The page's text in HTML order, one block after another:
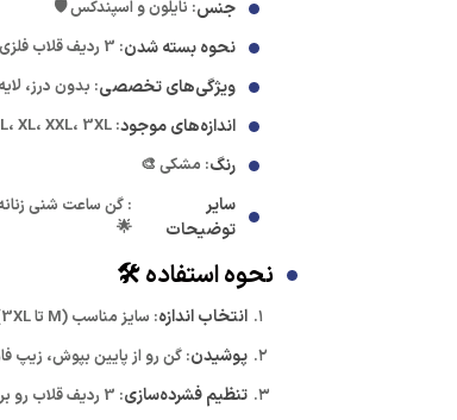
جنس: نایلون و اسپندکس 🛡️
نحوه بسته شدن: 3 ردیف قلاب فلزی و فاق زیپدار 🎛️
ویژگی‌های تخصصی: بدون درز،
اندازه‌های موجود: M، L، XL، XXL، 3XL 📏
رنگ: مشکی 🎨
سایر
توضیحات
🌟
نحوه استفاده 🛠️
انتخاب اندازه: سایز مناسب (M تا 3XL) رو بر اساس اندازه کمر و باسن انتخاب کن. 📏
پوشیدن: گن رو از پایین بپوش، زیپ
تنظیم فشرده‌سازی: 3 ردیف قلاب رو برای راحتی و فرم‌دهی دلخواه تنظیم کن. 💪